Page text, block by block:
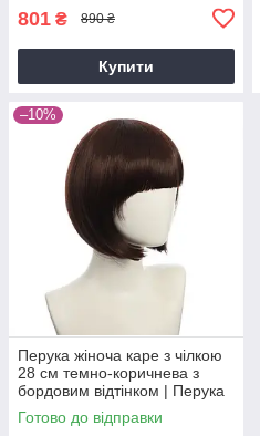
801 ₴ 890 ₴
Купити
–10%
Перука жіноча каре з чілкою
28 см темно-коричнева з
бордовим відтінком | Перука
для косплею, фотосесій,
щоденного образу
Готово до відправки